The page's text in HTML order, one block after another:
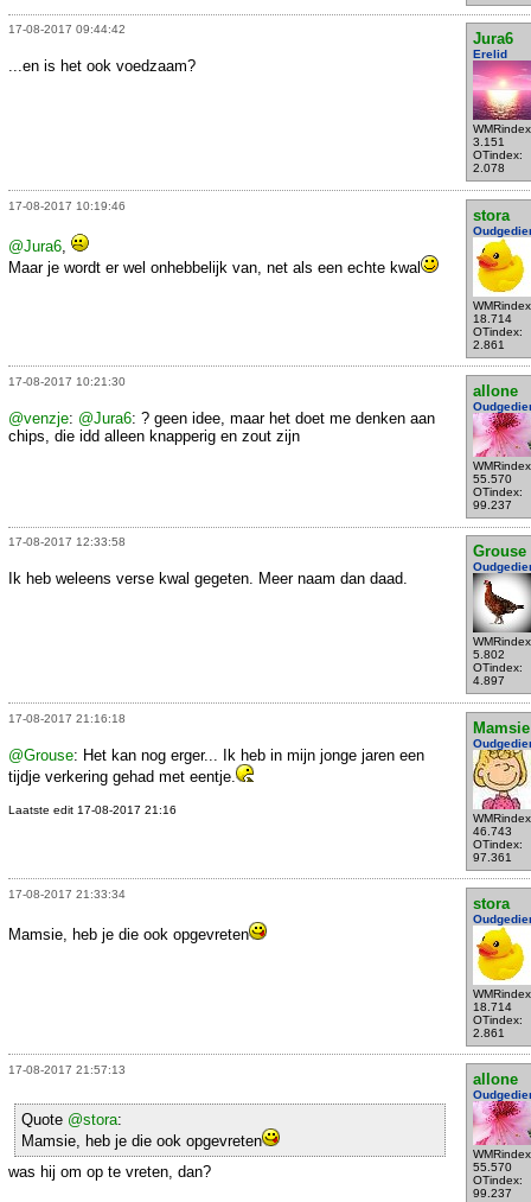
17-08-2017 09:44:42
Jura6
Erelid
3.151
OTindex:
2.078
...en is het ook voedzaam?
17-08-2017 10:19:46
stora
18.714
OTindex:
2.861
@Jura6
Maar je wordt er wel onhebbelijk van, net als een echte kwal
17-08-2017 10:21:30
allone
55.570
OTindex:
99.237
@venzje: @Jura6: ? geen idee, maar het doet me denken aan
chips, die idd alleen knapperig en zout zijn
17-08-2017 12:33:58
Grouse
5.802
OTindex:
4.897
Ik heb weleens verse kwal gegeten. Meer naam dan daad.
17-08-2017 21:16:18
Mamsie
46.743
OTindex:
97.361
@Grouse: Het kan nog erger... Ik heb in mijn jonge jaren een
tijdje verkering gehad met eentje.
Laatste edit 17-08-2017 21:16
17-08-2017 21:33:34
stora
18.714
OTindex:
2.861
Mamsie, heb je die ook opgevreten
17-08-2017 21:57:13
allone
55.570
OTindex:
99.237
Quote @stora:
Mamsie, heb je die ook opgevreten
was hij om op te vreten, dan?